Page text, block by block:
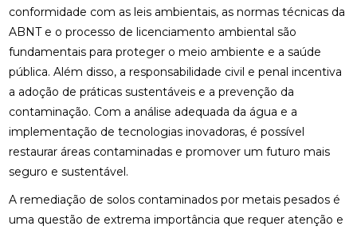
conformidade com as leis ambientais, as normas técnicas da
ABNT e o processo de licenciamento ambiental são
fundamentais para proteger o meio ambiente e a saúde
pública. Além disso, a responsabilidade civil e penal incentiva
a adoção de práticas sustentáveis e a prevenção da
contaminação. Com a análise adequada da água e a
implementação de tecnologias inovadoras, é possível
restaurar áreas contaminadas e promover um futuro mais
seguro e sustentável.
A remediação de solos contaminados por metais pesados é
uma questão de extrema importância que requer atenção e